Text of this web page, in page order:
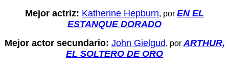
Mejor actriz: Katherine Hepburn, por EN EL
ESTANQUE DORADO
Mejor actor secundario: John Gielgud, por ARTHUR,
EL SOLTERO DE ORO